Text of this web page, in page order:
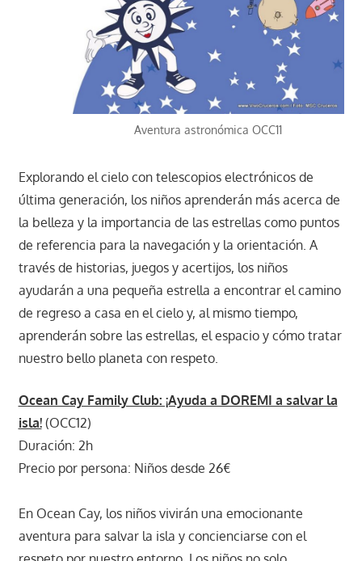
Aventura astronómica OCC11
Explorando el cielo con telescopios electrónicos de
última generación, los niños aprenderán más acerca de
la belleza y la importancia de las estrellas como puntos
de referencia para la navegación y la orientación. A
través de historias, juegos y acertijos, los niños
ayudarán a una pequeña estrella a encontrar el camino
de regreso a casa en el cielo y, al mismo tiempo,
aprenderán sobre las estrellas, el espacio y cómo tratar
nuestro bello planeta con respeto.
Ocean Cay Family Club: ¡Ayuda a DOREMI a salvar la
isla!(OCC12)
Duración: 2h
Precio por persona: Niños desde 26€
En Ocean Cay, los niños vivirán una emocionante
aventura para salvar la isla y concienciarse con el